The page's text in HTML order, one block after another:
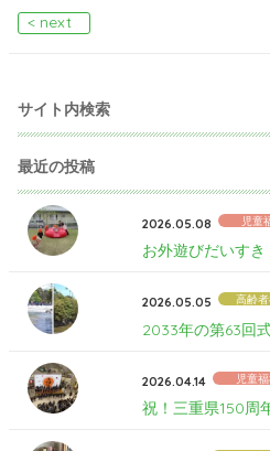
< next
サイト内検索
最近の投稿
2026.05.08 児童
お外遊びだいすき
2026.05.05 高齢
2033年の第63回
2026.04.14 児童
祝！三重県150周